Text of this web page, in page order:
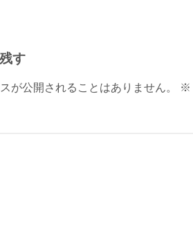
す
が公開されることはありません。